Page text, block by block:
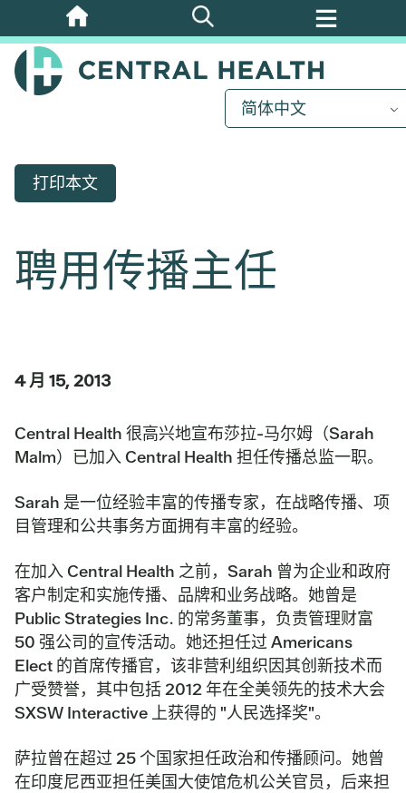
跳
至
主
简体中文
打印本文
聘用传播主任
4 月 15, 2013
Central Health 很高兴地宣布莎拉-马尔姆（Sarah
Malm）已加入 Central Health 担任传播总监一职。
Sarah 是一位经验丰富的传播专家，在战略传播、项
目管理和公共事务方面拥有丰富的经验。
在加入 Central Health 之前，Sarah 曾为企业和政府
客户制定和实施传播、品牌和业务战略。她曾是
Public Strategies Inc. 的常务董事，负责管理财富
50 强公司的宣传活动。她还担任过 Americans
Elect 的首席传播官，该非营利组织因其创新技术而
广受赞誉，其中包括 2012 年在全美领先的技术大会
SXSW Interactive 上获得的 "人民选择奖"。
萨拉曾在超过 25 个国家担任政治和传播顾问。她曾
在印度尼西亚担任美国大使馆危机公关官员，后来担